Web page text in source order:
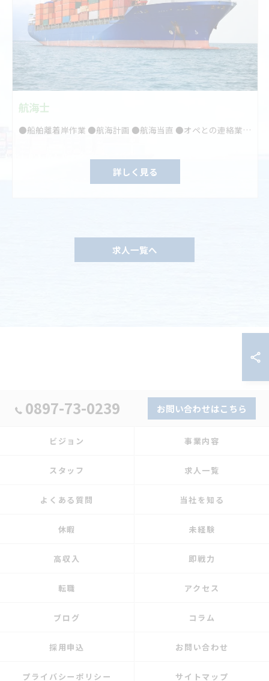
航海士
●船舶離着岸作業 ●航海計画 ●航海当直 ●オペとの連絡業務 ●船舶保守作業 ●船舶離着岸作業 ●航海当直 ●荷役作業全般 ●船舶保守作業など
詳しく見る
求人一覧へ
0897-73-0239 お問い合わせはこちら
ビジョン 事業内容
スタッフ 求人一覧
よくある質問 当社を知る
休暇 未経験
高収入 即戦力
転職 アクセス
ブログ コラム
採用申込 お問い合わせ
プライバシーポリシー サイトマップ